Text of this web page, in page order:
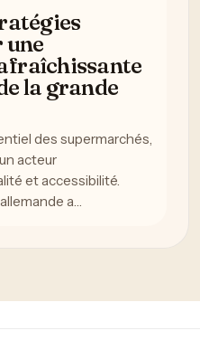
une
la grande
des supermarchés,
acteur
et accessibilité.
a…